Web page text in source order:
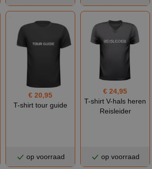
€ 20,95
T-shirt tour guide
op voorraad
€ 24,95
T-shirt V-hals heren
Reisleider
op voorraad